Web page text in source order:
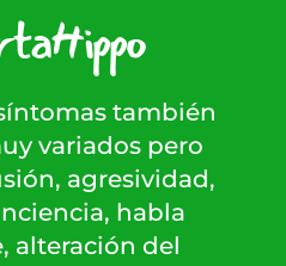
también
variados pero
agresividad,
habla
alteración del